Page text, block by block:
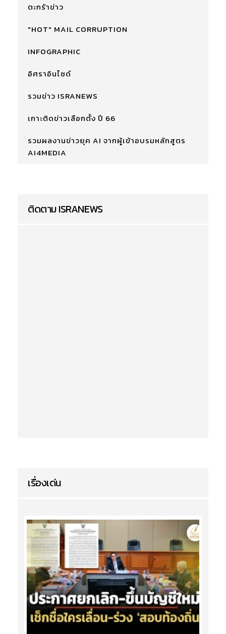
ตะกร้าข่าว
"HOT" MAIL CORRUPTION
INFOGRAPHIC
อิศราอินไซด์
รวมข่าว ISRANEWS
เกาะติดข่าวเลือกตั้ง ปี 66
รวมผลงานข่าวยุค AI จากผู้เข้าอบรมหลักสูตร
AI4MEDIA
ติดตาม ISRANEWS
เรื่องเด่น